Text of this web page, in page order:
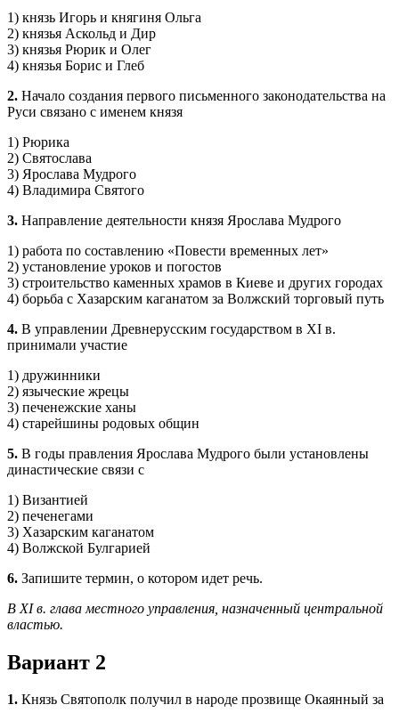
1) князь Игорь и княгиня Ольга
2) князья Аскольд и Дир
3) князья Рюрик и Олег
4) князья Борис и Глеб
2. Начало создания первого письменного законодательства на
Руси связано с именем князя
1) Рюрика
2) Святослава
3) Ярослава Мудрого
4) Владимира Святого
3. Направление деятельности князя Ярослава Мудрого
1) работа по составлению «Повести временных лет»
2) установление уроков и погостов
3) строительство каменных храмов в Киеве и других городах
4) борьба с Хазарским каганатом за Волжский торговый путь
4. В управлении Древнерусским государством в XI в.
принимали участие
1) дружинники
2) языческие жрецы
3) печенежские ханы
4) старейшины родовых общин
5. В годы правления Ярослава Мудрого были установлены
династические связи с
1) Византией
2) печенегами
3) Хазарским каганатом
4) Волжской Булгарией
6. Запишите термин, о котором идет речь.
В XI в. глава местного управления, назначенный центральной
властью.
Вариант 2
1. Князь Святополк получил в народе прозвище Окаянный за